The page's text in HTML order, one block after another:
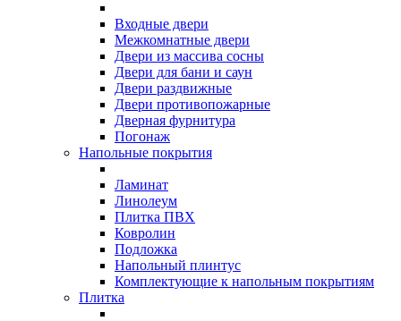
Входные двери
Межкомнатные двери
Двери из массива сосны
Двери для бани и саун
Двери раздвижные
Двери противопожарные
Дверная фурнитура
Погонаж
Напольные покрытия
Ламинат
Линолеум
Плитка ПВХ
Ковролин
Подложка
Напольный плинтус
Комплектующие к напольным покрытиям
Плитка